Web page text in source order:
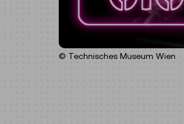
© Technisches Museum Wien